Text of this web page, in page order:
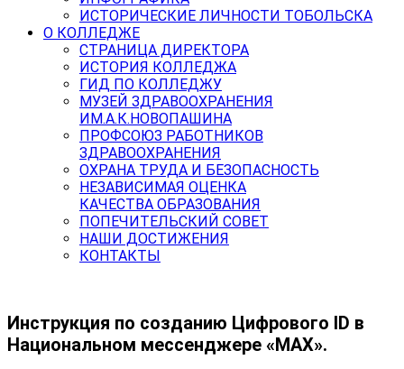
ИСТОРИЧЕСКИЕ ЛИЧНОСТИ ТОБОЛЬСКА
О КОЛЛЕДЖЕ
СТРАНИЦА ДИРЕКТОРА
ИСТОРИЯ КОЛЛЕДЖА
ГИД ПО КОЛЛЕДЖУ
МУЗЕЙ ЗДРАВООХРАНЕНИЯ
ИМ.А.К.НОВОПАШИНА
ПРОФСОЮЗ РАБОТНИКОВ
ЗДРАВООХРАНЕНИЯ
ОХРАНА ТРУДА И БЕЗОПАСНОСТЬ
НЕЗАВИСИМАЯ ОЦЕНКА
КАЧЕСТВА ОБРАЗОВАНИЯ
ПОПЕЧИТЕЛЬСКИЙ СОВЕТ
НАШИ ДОСТИЖЕНИЯ
КОНТАКТЫ
Инструкция по созданию Цифрового ID в
Национальном мессенджере «МАХ».